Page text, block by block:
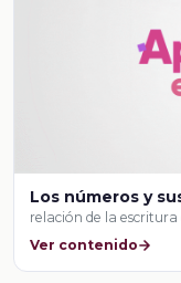
Los números y
relación de la
Ver contenido